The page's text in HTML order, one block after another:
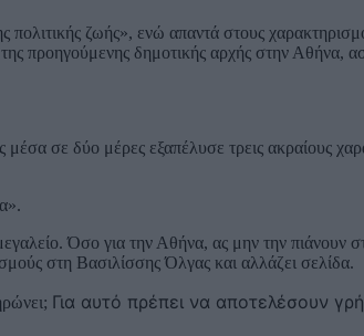
πολιτικής ζωής», ενώ απαντά στους
προηγούμενης δημοτικής αρχής στην Αθήνα,
σε δύο μέρες εξαπέλυσε τρεις ακραίους
Όσο για την Αθήνα, ας μην την πιάνουν
στη Βασιλίσσης Όλγας και αλλάζει σελίδα.
Για αυτό πρέπει να αποτελέσουν